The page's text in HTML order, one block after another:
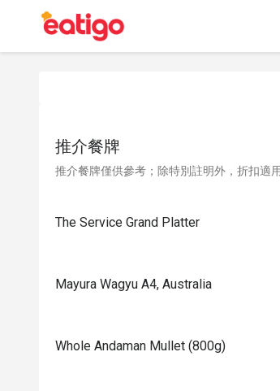
推介餐牌
推介餐牌僅供參考；除特別註明外，折扣適
The Service Grand Platter
Mayura Wagyu A4, Australia
Whole Andaman Mullet (800g)